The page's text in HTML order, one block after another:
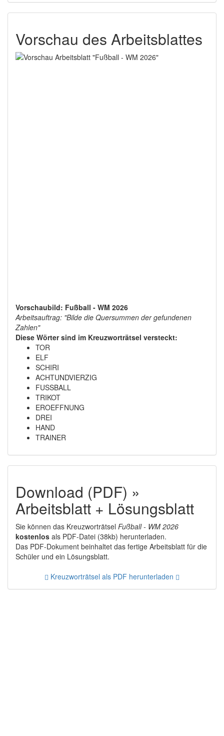
Vorschau des Arbeitsblattes
Vorschaubild: Fußball - WM 2026
Arbeitsauftrag: "Bilde die Quersummen der gefundenen
Zahlen"
Diese Wörter sind im Kreuzworträtsel versteckt:
TOR
ELF
SCHIRI
ACHTUNDVIERZIG
FUSSBALL
TRIKOT
EROEFFNUNG
DREI
HAND
TRAINER
Download (PDF) »
Arbeitsblatt + Lösungsblatt
Sie können das Kreuzworträtsel Fußball - WM 2026
kostenlos als PDF-Datei (38kb) herunterladen.
Das PDF-Dokument beinhaltet das fertige Arbeitsblatt für die
Schüler und ein Lösungsblatt.
Kreuzworträtsel als PDF herunterladen